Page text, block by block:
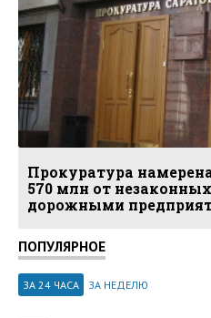
Прокуратура
570 млн от
дорожными
ПОПУЛЯРНОЕ
ЗА 24 ЧАСА ЗА НЕДЕЛЮ